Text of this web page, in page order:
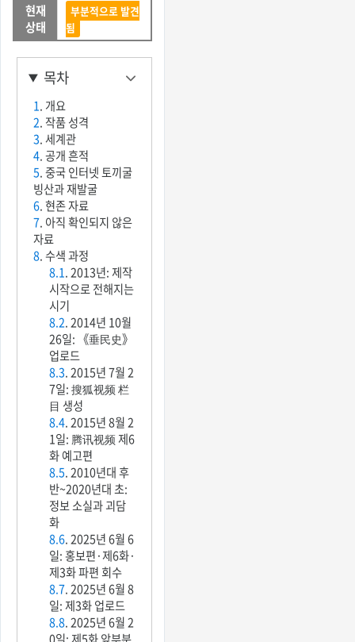
현재
상태
부분적으로 발견
됨
목차
1. 개요
2. 작품 성격
3. 세계관
4. 공개 흔적
5. 중국 인터넷 토끼굴
빙산과 재발굴
6. 현존 자료
7. 아직 확인되지 않은
자료
8. 수색 과정
8.1. 2013년: 제작
시작으로 전해지는
시기
8.2. 2014년 10월
26일: 《垂民史》
업로드
8.3. 2015년 7월 2
7일: 搜狐视频 栏
目 생성
8.4. 2015년 8월 2
1일: 腾讯视频 제6
화 예고편
8.5. 2010년대 후
반~2020년대 초:
정보 소실과 괴담
화
8.6. 2025년 6월 6
일: 홍보편·제6화·
제3화 파편 회수
8.7. 2025년 6월 8
일: 제3화 업로드
8.8. 2025년 6월 2
0일: 제5화 앞부분